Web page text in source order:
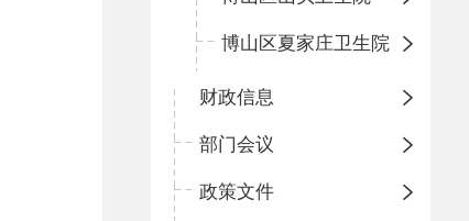
博山区夏家庄卫生院
财政信息
部门会议
政策文件